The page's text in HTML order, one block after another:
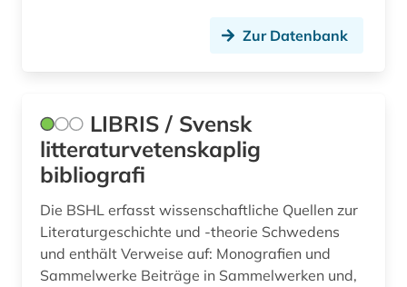
Zur Datenbank
LIBRIS / Svensk
litteraturvetenskaplig
bibliografi
Die BSHL erfasst wissenschaftliche Quellen zur
Literaturgeschichte und -theorie Schwedens
und enthält Verweise auf: Monografien und
Sammelwerke Beiträge in Sammelwerken und,